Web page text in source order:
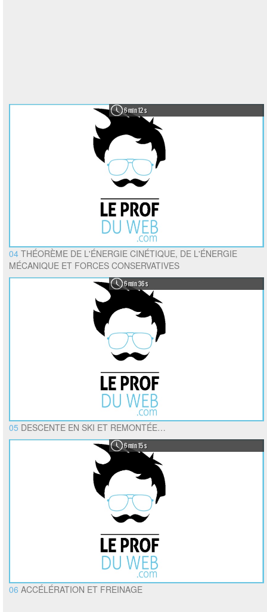
6 min 12 s
04 THÉORÈME DE L'ÉNERGIE CINÉTIQUE, DE L'ÉNERGIE
MÉCANIQUE ET FORCES CONSERVATIVES
6 min 36 s
05 DESCENTE EN SKI ET REMONTÉE…
6 min 15 s
06 ACCÉLÉRATION ET FREINAGE